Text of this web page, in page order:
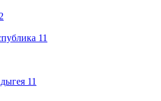
2
11
11